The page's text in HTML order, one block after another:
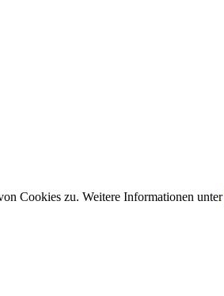
Cookies zu. Weitere Informationen unter